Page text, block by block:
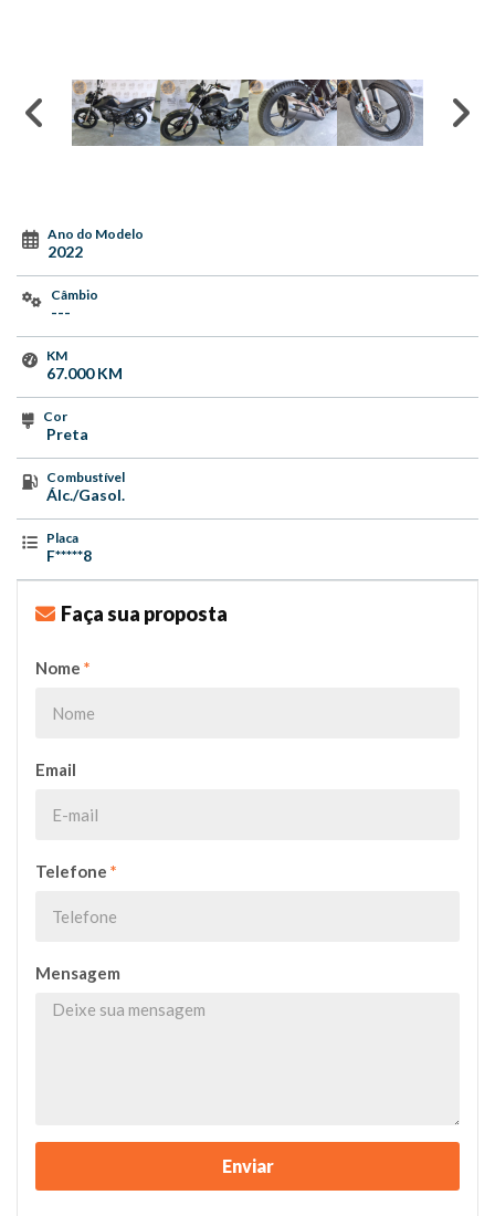
Ano do Modelo
2022
Câmbio
---
KM
67.000 KM
Cor
Preta
Combustível
Álc./Gasol.
Placa
F*****8
Faça sua proposta
Nome *
Email
Telefone *
Mensagem